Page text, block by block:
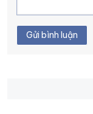
Gửi bình luận